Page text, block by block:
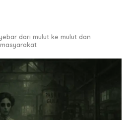
dari mulut ke mulut dan